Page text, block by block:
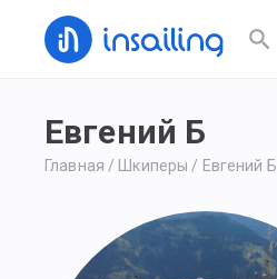
Евгений Б
Главная / Шкиперы / Евгений Б